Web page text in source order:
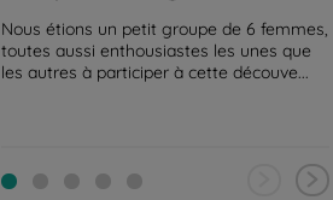
Nous étions un petit groupe de 6 femmes,
toutes aussi enthousiastes les unes que
les autres à participer à cette découve...